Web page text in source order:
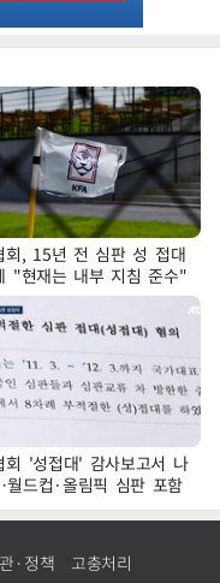
회, 15년 전 심판 성 접대
"현재는 내부 지침 준수"
회 '성접대' 감사보고서 나
드컵·올림픽 심판 포함
·정책 고충처리